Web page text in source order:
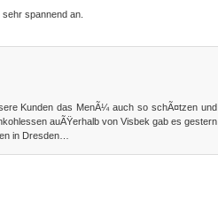
spannend an.
Kunden das MenÃ¼ auch so schÃ¤tzen und
auÃŸerhalb von Visbek gab es gestern
in Dresden…